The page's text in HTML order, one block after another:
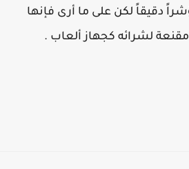
دقيقاً لكن على ما أرى فإنها
لشرائه كجهاز ألعاب .